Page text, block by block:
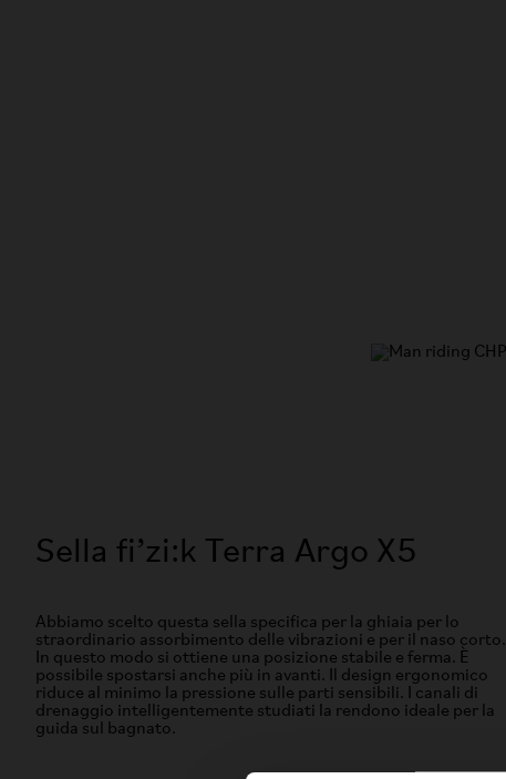
Sella fi’zi:k Terra Argo X5
Abbiamo scelto questa sella specifica per la ghiaia per lo
straordinario assorbimento delle vibrazioni e per il naso corto.
In questo modo si ottiene una posizione stabile e ferma. È
possibile spostarsi anche più in avanti. Il design ergonomico
riduce al minimo la pressione sulle parti sensibili. I canali di
drenaggio intelligentemente studiati la rendono ideale per la
guida sul bagnato.